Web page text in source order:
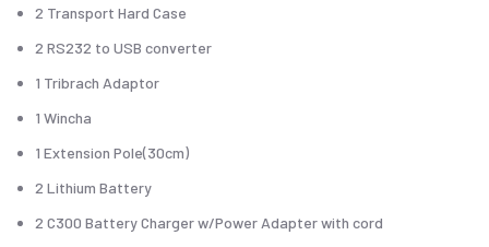
2 Transport Hard Case
2 RS232 to USB converter
1 Tribrach Adaptor
1 Wincha
1 Extension Pole(30cm)
2 Lithium Battery
2 C300 Battery Charger w/Power Adapter with cord